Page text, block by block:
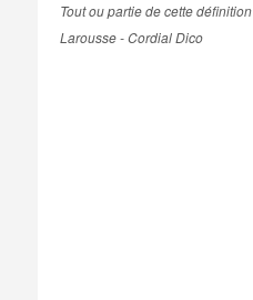
Tout ou partie de cette
Larousse - Cordial Dico